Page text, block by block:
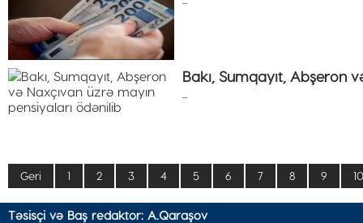
Bakı, Sumqayıt, Abşeron
Geri 1 2 3 4 5 6 7 8 9 10
Təsisçi və Baş redaktor: A.Qaraşov